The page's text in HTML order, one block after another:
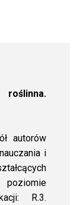
autorów
i
R.3.